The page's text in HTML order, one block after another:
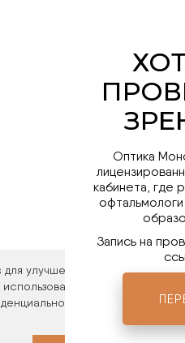
улучшения работы сайта.
файлов cookies.
и об
Оптика
кабинета, где
Запись на
Мы в